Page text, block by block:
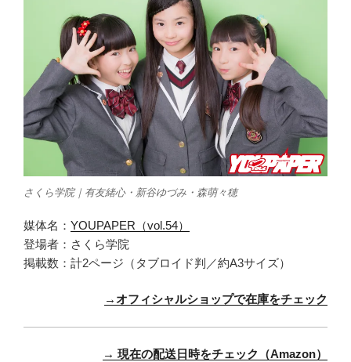
さくら学院｜有友緒心・新谷ゆづみ・森萌々穂
媒体名： YOUPAPER（vol.54）
登場者：さくら学院
掲載数：計2ページ（タブロイド判／約A3サイズ）
→オフィシャルショップで在庫をチェック
→ 現在の配送日時をチェック（Amazon）